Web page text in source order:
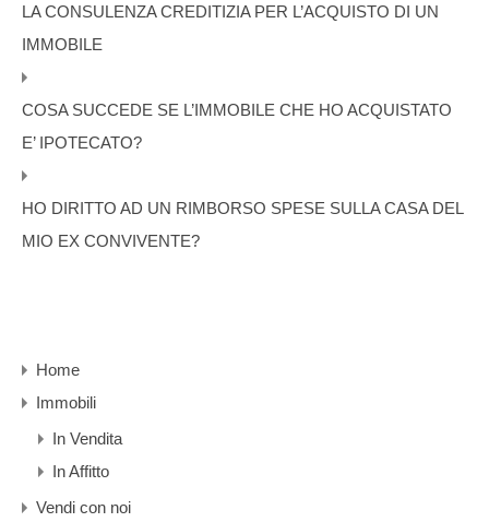
LA CONSULENZA CREDITIZIA PER L’ACQUISTO DI UN
IMMOBILE
COSA SUCCEDE SE L’IMMOBILE CHE HO ACQUISTATO
E’ IPOTECATO?
HO DIRITTO AD UN RIMBORSO SPESE SULLA CASA DEL
MIO EX CONVIVENTE?
Home
Immobili
In Vendita
In Affitto
Vendi con noi